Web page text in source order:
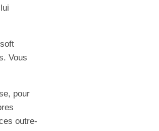
Vous
pour
outre-